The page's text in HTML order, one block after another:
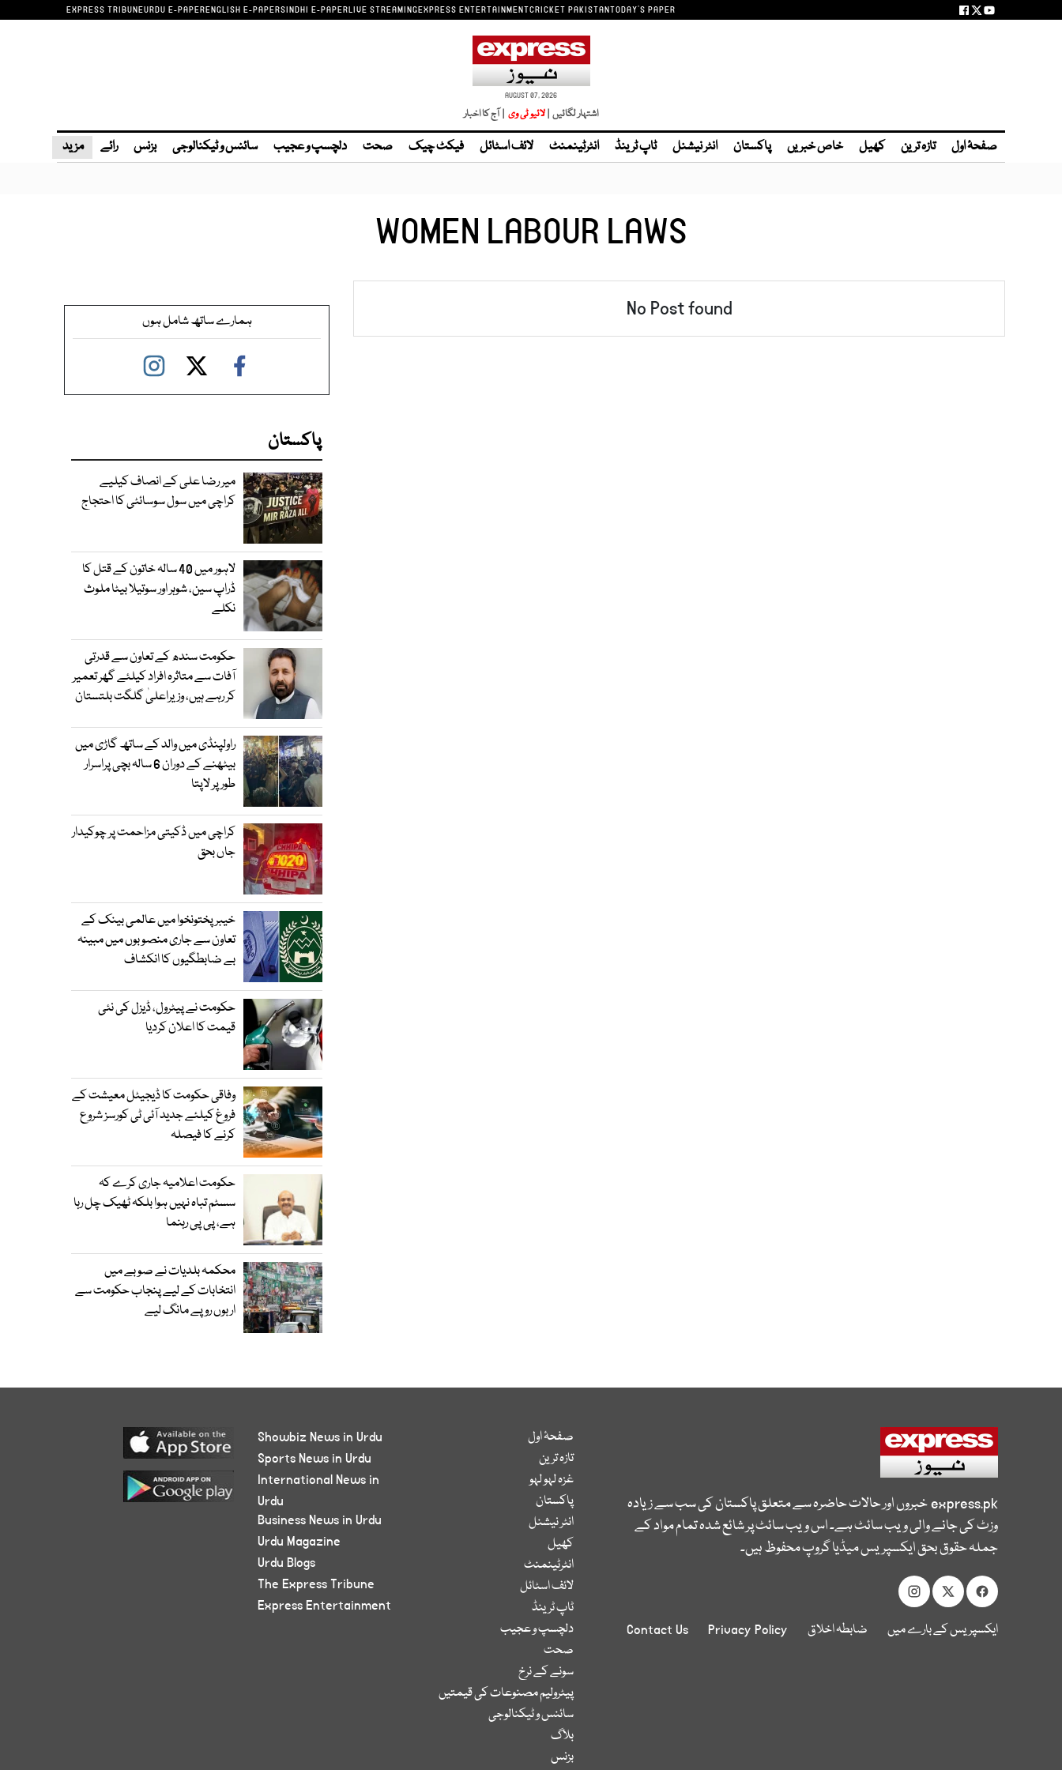
EXPRESS TRIBUNEURDU E-PAPERENGLISH E-PAPERSINDHI E-PAPERLIVE STREAMINGEXPRESS ENTERTAINMENTCRICKET PAKISTANTODAY'S PAPER
AUGUST 07, 2026
اشتہار لگائیں | | آج کا اخبار
صفحۂ اول تازہ ترین کھیل خاص خبریں پاکستان انٹر نیشنل ٹاپ ٹرینڈ انٹرٹینمنٹ لائف اسٹائل فیکٹ چیک صحت دلچسپ و عجیب سائنس و ٹیکنالوجی بزنس رائے مزید
WOMEN LABOUR LAWS
No Post found ہمارے ساتھ شامل ہوں
پاکستان
میر رضا علی کے انصاف کیلیے
کراچی میں سول سوسائٹی کا احتجاج
لاہور میں 40 سالہ خاتون کے قتل کا
ڈراپ سین، شوہر اور سوتیلا بیٹا ملوث
نکلے
حکومت سندھ کے تعاون سے قدرتی
آفات سے متاثرہ افراد کیلئے گھر تعمیر
کر رہے ہیں، وزیراعلیٰ گلگت بلتستان
راولپنڈی میں والد کے ساتھ گاڑی میں
بیٹھنے کے دوران 6 سالہ بچی پراسرار
طور پر لاپتا
کراچی میں ڈکیتی مزاحمت پر چوکیدار
جاں بحق
خیبرپختونخوا میں عالمی بینک کے
تعاون سے جاری منصوبوں میں مبینہ
بے ضابطگیوں کا انکشاف
حکومت نے پیٹرول، ڈیزل کی نئی
قیمت کا اعلان کردیا
وفاقی حکومت کا ڈیجیٹل معیشت کے
فروغ کیلئے جدید آئی ٹی کورسز شروع
کرنے کا فیصلہ
حکومت اعلامیہ جاری کرے کہ
سسٹم تباہ نہیں ہوا بلکہ ٹھیک چل رہا
ہے، پی پی رہنما
محکمہ بلدیات نے صوبے میں
انتخابات کے لیے پنجاب حکومت سے
اربوں روپے مانگ لیے
express.pkخبروں اور حالات حاضرہ سے متعلق پاکستان کی سب سے زیادہ
وزٹ کی جانے والی ویب سائٹ ہے۔ اس ویب سائٹ پر شائع شدہ تمام مواد کے
جملہ حقوق بحق ایکسپریس میڈیا گروپ محفوظ ہیں۔
ایکسپریس کے بارے میں ضابطہ اخلاق Privacy Policy
Contact Us
صفحۂ اول
تازہ ترین
غزہ لہو لہو
پاکستان
انٹر نیشنل
کھیل
انٹرٹینمنٹ
لائف اسٹائل
ٹاپ ٹرینڈ
دلچسپ و عجیب
صحت
سونے کے نرخ
پیٹرولیم مصنوعات کی قیمتیں
سائنس و ٹیکنالوجی
بلاگ
بزنس
Showbiz News in Urdu
Sports News in Urdu
International News in
Urdu
Business News in Urdu
Urdu Magazine
Urdu Blogs
The Express Tribune
Express Entertainment